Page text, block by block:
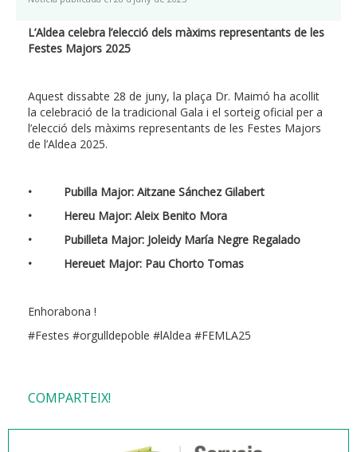
L’Aldea celebra l’elecció dels màxims representants de les
Festes Majors 2025
Aquest dissabte 28 de juny, la plaça Dr. Maimó ha acollit
la celebració de la tradicional Gala i el sorteig oficial per a
l’elecció dels màxims representants de les Festes Majors
de l’Aldea 2025.
• Pubilla Major: Aitzane Sánchez Gilabert
• Hereu Major: Aleix Benito Mora
• Pubilleta Major: Joleidy María Negre Regalado
• Hereuet Major: Pau Chorto Tomas
Enhorabona !
#Festes #orgulldepoble #lAldea #FEMLA25
COMPARTEIX!